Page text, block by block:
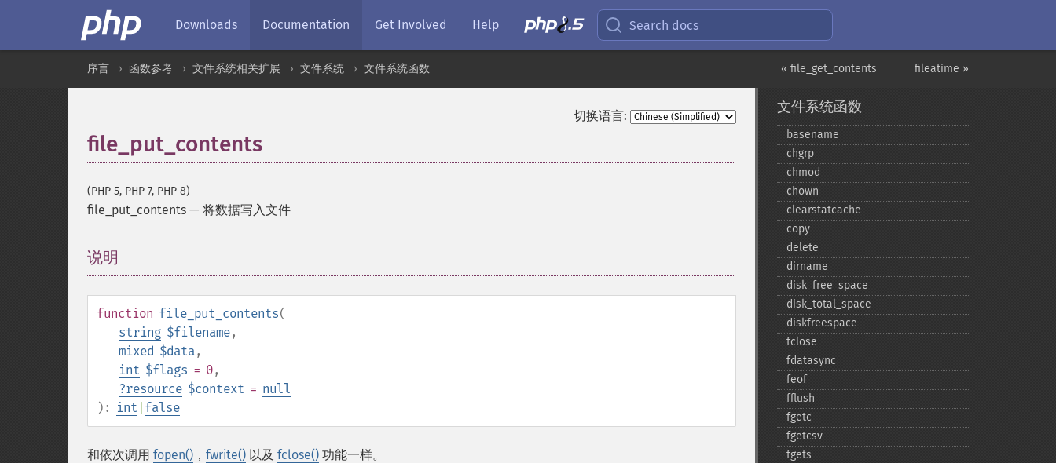
Downloads Documentation Get Involved Help Search docs
fileatime »
« file_get_contents
序言 函数参考 文件系统相关扩展 文件系统 文件系统函数
切换语言:
file_put_contents
(PHP 5, PHP 7, PHP 8)
file_put_contents — 将数据写入文件
说明
function file_put_contents(
string $filename,
mixed $data,
int $flags = 0,
?resource $context = null
):
int false
和依次调用 fopen() ， fwrite() 以及 fclose() 功能一样。
文件系统函数
basename
chgrp
chmod
chown
clearstatcache
copy
delete
dirname
disk_​free_​space
disk_​total_​space
diskfreespace
fclose
fdatasync
feof
fflush
fgetc
fgetcsv
fgets